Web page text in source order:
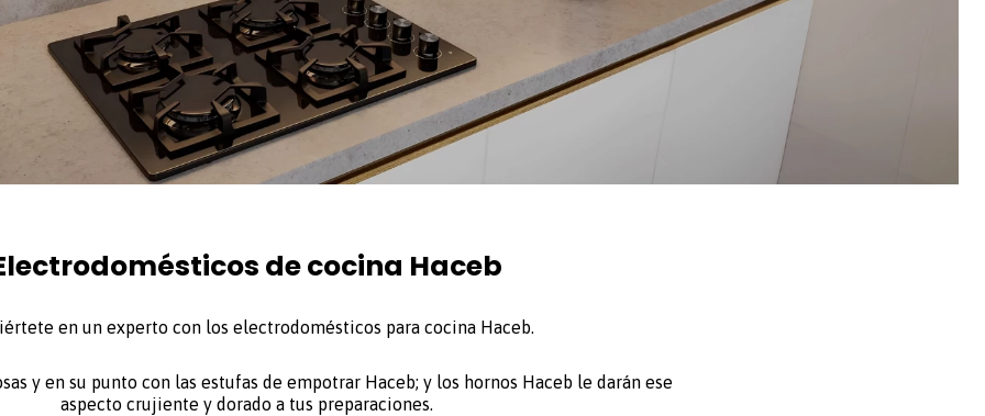
de cocina Haceb
en un experto con los electrodomésticos para cocina Haceb.
y en su punto con las estufas de empotrar Haceb; y los hornos Haceb le darán ese
aspecto crujiente y dorado a tus preparaciones.